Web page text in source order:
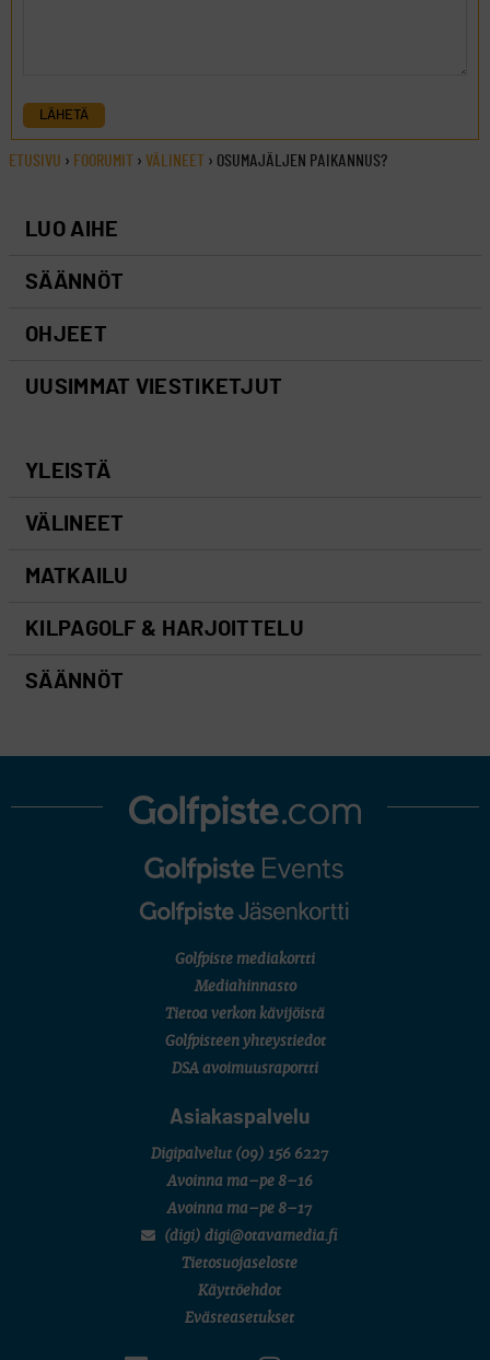
LÄHETÄ
ETUSIVU › FOORUMIT › VÄLINEET › OSUMAJÄLJEN PAIKANNUS?
LUO AIHE
SÄÄNNÖT
OHJEET
UUSIMMAT VIESTIKETJUT
YLEISTÄ
VÄLINEET
MATKAILU
KILPAGOLF & HARJOITTELU
SÄÄNNÖT
Golfpiste mediakortti
Mediahinnasto
Tietoa verkon kävijöistä
Golfpisteen yhteystiedot
DSA avoimuusraportti
Asiakaspalvelu
Digipalvelut (09) 156 6227
Avoinna ma–pe 8–16
Avoinna ma–pe 8–17
(digi) digi@otavamedia.fi
Tietosuojaseloste
Käyttöehdot
Evästeasetukset